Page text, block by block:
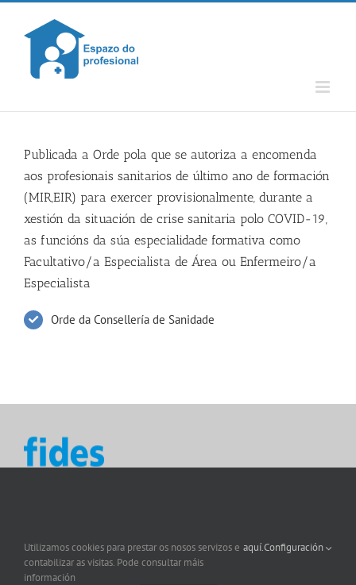
Skip
content
Publicada a Orde pola que se autoriza a encomenda
aos profesionais sanitarios de último ano de formación
(MIR,EIR) para exercer provisionalmente, durante a
xestión da situación de crise sanitaria polo COVID-19,
as funcións da súa especialidade formativa como
Facultativo/a Especialista de Área ou Enfermeiro/a
Especialista
Orde da Consellería de Sanidade
Utilizamos cookies para prestar os nosos servizos e
contabilizar as visitas. Pode consultar máis
información
aquí.Configuración